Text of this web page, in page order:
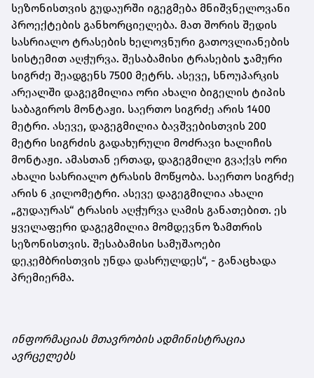
სეზონისთვის გუდაურში იგეგმება მნიშვნელოვანი
პროექტების განხორციელება. მათ შორის შედის
სასრიალო ტრასების ხელოვნური გათოვლიანების
სისტემით აღჭურვა. შესაბამისი ტრასების ჯამური
სიგრძე შეადგენს 7500 მეტრს. ასევე, სნოუპარკის
არეალში დაგეგმილია ორი ახალი ბიგელის ტიპის
საბაგიროს მონტაჟი. საერთო სიგრძე არის 1400
მეტრი. ასევე, დაგეგმილია ბავშვებისთვის 200
მეტრი სიგრძის გადახურული მოძრავი ხალიჩის
მონტაჟი. ამასთან ერთად, დაგეგმილი გვაქვს ორი
ახალი სასრიალო ტრასის მოწყობა. საერთო სიგრძე
არის 6 კილომეტრი. ასევე დაგეგმილია ახალი
„გუდაურას“ ტრასის აღჭურვა ღამის განათებით. ეს
ყველაფერი დაგეგმილია მომდევნო ზამთრის
სეზონისთვის. შესაბამისი სამუშაოები
დეკემბრისთვის უნდა დასრულდეს“, - განაცხადა
პრემიერმა.
ინფორმაციას მთავრობის ადმინისტრაცია
ავრცელებს